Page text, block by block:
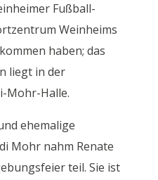
Fußball-
Weinheims
haben; das
liegt in der
Mohr-Halle.
ehemalige
Mohr nahm Renate
teil. Sie ist